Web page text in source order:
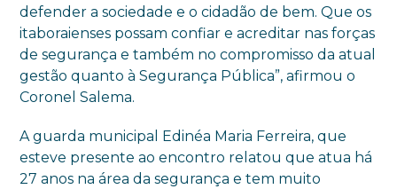
defender a sociedade e o cidadão de bem. Que os
itaboraienses possam confiar e acreditar nas forças
de segurança e também no compromisso da atual
gestão quanto à Segurança Pública”, afirmou o
Coronel Salema.
A guarda municipal Edinéa Maria Ferreira, que
esteve presente ao encontro relatou que atua há
27 anos na área da segurança e tem muito